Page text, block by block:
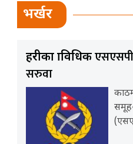
भर्खर
प्रहरीका प्राविधिक
सरुवा